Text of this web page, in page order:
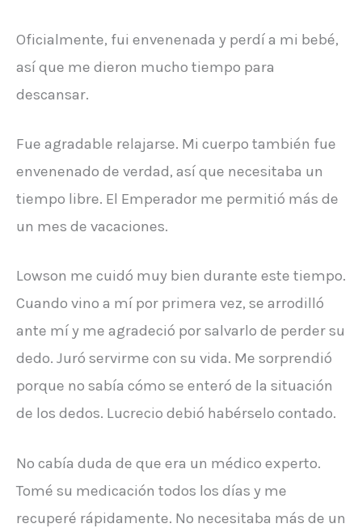
Oficialmente, fui envenenada y perdí a mi bebé,
así que me dieron mucho tiempo para
descansar.
Fue agradable relajarse. Mi cuerpo también fue
envenenado de verdad, así que necesitaba un
tiempo libre. El Emperador me permitió más de
un mes de vacaciones.
Lowson me cuidó muy bien durante este tiempo.
Cuando vino a mí por primera vez, se arrodilló
ante mí y me agradeció por salvarlo de perder su
dedo. Juró servirme con su vida. Me sorprendió
porque no sabía cómo se enteró de la situación
de los dedos. Lucrecio debió habérselo contado.
No cabía duda de que era un médico experto.
Tomé su medicación todos los días y me
recuperé rápidamente. No necesitaba más de un